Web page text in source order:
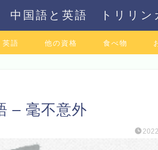
中国語と英語 トリリン
英語 他の資格 食べ物
– 毫不意外